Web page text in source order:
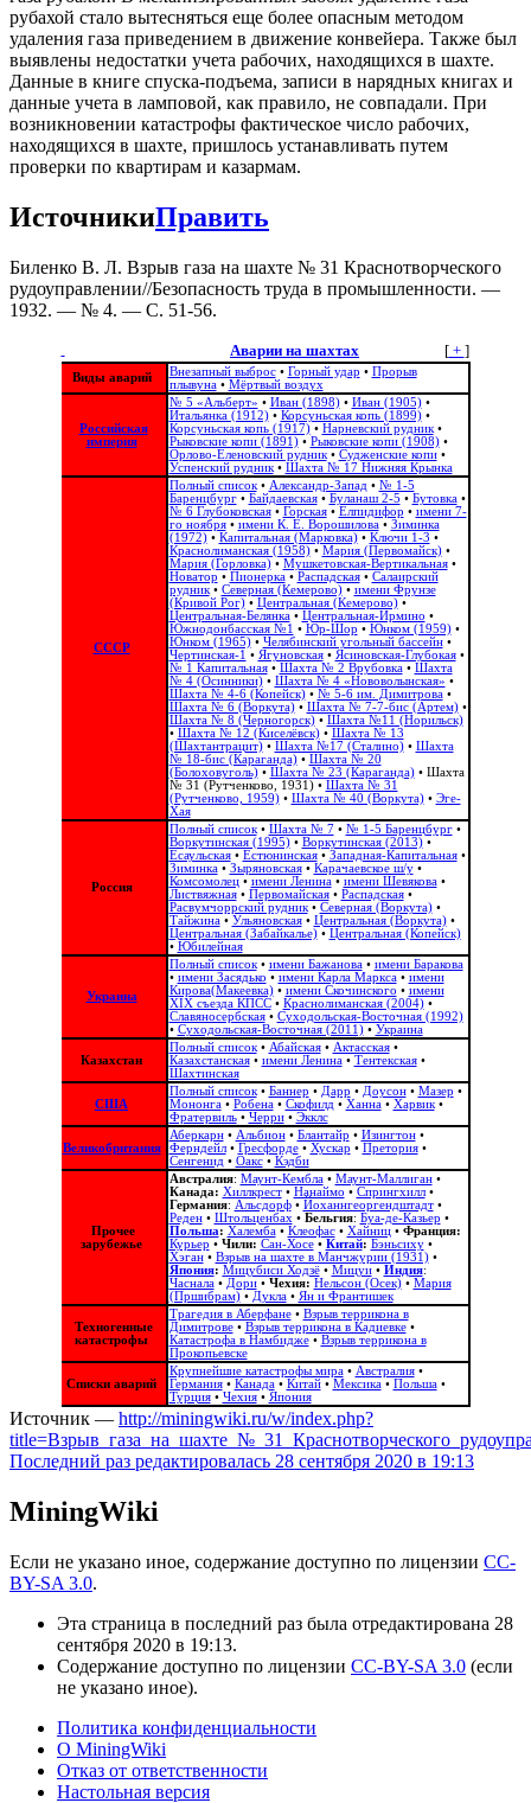
рубахой стало вытесняться еще более опасным методом
удаления газа приведением в движение конвейера. Также был
выявлены недостатки учета рабочих, находящихся в шахте.
Данные в книге спуска-подъема, записи в нарядных книгах и
данные учета в ламповой, как правило, не совпадали. При
возникновении катастрофы фактическое число рабочих,
находящихся в шахте, пришлось устанавливать путем
проверки по квартирам и казармам.
ИсточникиПравить
Биленко В. Л. Взрыв газа на шахте № 31 Краснотворческого
рудоуправлении//Безопасность труда в промышленности. —
1932. — № 4. — С. 51-56.
[+ ]
Аварии на шахтах
Виды аварий Внезапный выброс• Горный удар • Прорыв
плывуна• Мёртвый воздух
Российская
империя
№ 5 «Альберт» • Иван (1898)• Иван (1905)•
Итальянка (1912)• Корсуньская копь (1899)•
Корсуньская копь (1917)• Нарневский рудник•
Рыковские копи (1891)• Рыковские копи (1908)•
Орлово-Еленовский рудник• Судженские копи•
Успенский рудник• Шахта № 17 Нижняя Крынка
СССР
Полный список• Александр-Запад • № 1-5
Баренцбург• Байдаевская• Буланаш 2-5 • Бутовка•
№ 6 Глубоковская• Горская• Елпидифор • имени 7-
го ноября• имени К. Е. Ворошилова• Зиминка
(1972)• Капитальная (Марковка)• Ключи 1-3 •
Краснолиманская (1958)• Мария (Первомайск)•
Мария (Горловка)• Мушкетовская-Вертикальная•
Новатор • Пионерка• Распадская• Салаирский
рудник• Северная (Кемерово)• имени Фрунзе
(Кривой Рог)• Центральная (Кемерово)•
Центральная-Белянка• Центральная-Ирмино •
Южнодонбасская №1 • Юр-Шор • Юнком (1959)•
Юнком (1965)• Челябинский угольный бассейн•
Чертинская-1 • Ягуновская• Ясиновская-Глубокая•
№ 1 Капитальная• Шахта № 2 Врубовка• Шахта
№ 4 (Осинники)• Шахта № 4 «Нововолынская» •
Шахта № 4-6 (Копейск)• № 5-6 им. Димитрова•
Шахта № 6 (Воркута)• Шахта № 7-7-бис (Артем)•
Шахта № 8 (Черногорск)• Шахта №11 (Норильск)
• Шахта № 12 (Киселёвск)• Шахта № 13
(Шахтантрацит)• Шахта №17 (Сталино)• Шахта
№ 18-бис (Караганда)• Шахта № 20
(Болоховуголь)‎• Шахта № 23 (Караганда)• Шахта
№ 31 (Рутченково, 1931)• Шахта № 31
(Рутченково, 1959)• Шахта № 40 (Воркута)• Эге-
Хая
Россия
Полный список• Шахта № 7• № 1-5 Баренцбург•
Воркутинская (1995)• Воркутинская (2013)•
Есаульская• Естюнинская• Западная-Капитальная•
Зиминка• Зыряновская• Карачаевское ш/у•
Комсомолец• имени Ленина• имени Шевякова•
Листвяжная• Первомайская• Распадская•
Расвумчоррский рудник• Северная (Воркута)•
Тайжина• Ульяновская• Центральная (Воркута)•
Центральная (Забайкалье)• Центральная (Копейск)
• Юбилейная
Украина
Полный список• имени Бажанова• имени Баракова
• имени Засядько • имени Карла Маркса• имени
Кирова(Макеевка)• имени Скочинского • имени
ХІХ съезда КПСС• Краснолиманская (2004)•
Славяносербская• Суходольская-Восточная (1992)
• Суходольская-Восточная (2011)• Украина
Казахстан
Полный список• Абайская• Актасская•
Казахстанская• имени Ленина• Тентекская•
Шахтинская
США
Полный список• Баннер • Дарр • Доусон• Мазер •
Мононга• Робена• Скофилд • Ханна• Харвик•
Фратервиль• Черри• Экклс
Великобритания
Аберкарн• Альбион‎• Блантайр • Изингтон•
Ферндейл• Гресфорде• Хускар • Претория•
Сенгенид • Оакс• Кэдби
Прочее
зарубежье
Австралия: Маунт-Кембла• Маунт-Маллиган•
Канада: Хиллкрест• Нанаймо • Спрингхилл•
Германия: Альсдорф• Йоханнгеоргендштадт•
Реден• Штольценбах • Бельгия: Буа-де-Казьер •
Польша: Халемба• Клеофас• Хайниц• Франция:
Курьер • Чили: Сан-Хосе• Китай: Бэньсиху•
Хэган• Взрыв на шахте в Манчжурии (1931)•
Япония: Мицубиси Ходзё• Мицуи• Индия:
Часнала• Дори• Чехия: Нельсон (Осек)• Мария
(Пршибрам)• Дукла• Ян и Франтишек
Техногенные
катастрофы
Трагедия в Аберфане• Взрыв террикона в
Димитрове• Взрыв террикона в Кадиевке•
Катастрофа в Намбидже• Взрыв террикона в
Прокопьевске
Списки аварий
Крупнейшие катастрофы мира• Австралия•
Германия• Канада• Китай• Мексика• Польша•
Турция• Чехия• Япония
Источник — http://miningwiki.ru/w/index.php?
Последний раз редактировалась 28 сентября 2020 в 19:13
MiningWiki
Если не указано иное, содержание доступно по лицензии CC-
BY-SA 3.0.
Эта страница в последний раз была отредактирована 28
сентября 2020 в 19:13.
Содержание доступно по лицензии CC-BY-SA 3.0 (если
не указано иное).
Политика конфиденциальности
О MiningWiki
Отказ от ответственности
Настольная версия